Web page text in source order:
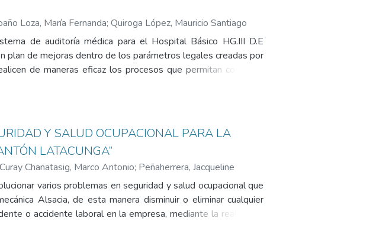
Loza, María Fernanda; Quiroga López, Mauricio Santiago
de auditoría médica para el Hospital Básico HG.III D.E
plan de mejoras dentro de los parámetros legales creadas por
de maneras eficaz los procesos que permitan controlar,
ética. Los servicios de atención médica deben ser de alta
Cuenca, involucrando al personal médico autorizado para dicho
y la interacción entre el médico y el paciente.
Y SALUD OCUPACIONAL PARA LA
LATACUNGA”
Curay Chanatasig, Marco Antonio; Peñaherrera, Jacqueline
varios problemas en seguridad y salud ocupacional que
Alsacia, de esta manera disminuir o eliminar cualquier
o accidente laboral en la empresa, mediante la realización
que sea una guía a todo el personal que labora en el